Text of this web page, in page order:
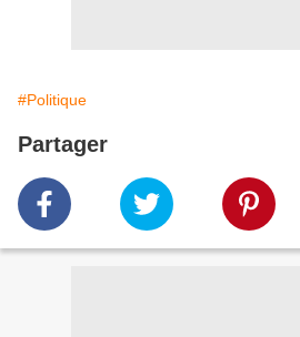
#Politique
Partager